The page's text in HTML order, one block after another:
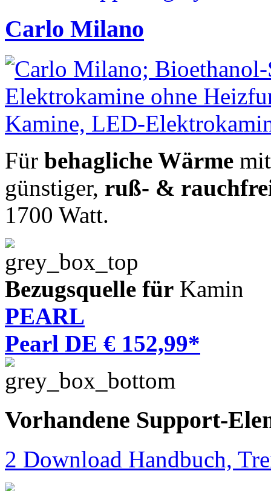
Carlo Milano
Für behagliche Wärme
günstiger, ruß- &
1700 Watt.
Bezugsquelle für Kamin
PEARL
Pearl DE € 152,99*
Vorhandene Support-
2 Download Handbuch,